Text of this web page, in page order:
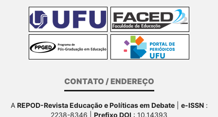
CONTATO / ENDEREÇO
A REPOD-Revista Educação e Políticas em Debate| e-ISSN:
2238-8346 | Prefixo DOI : 10.14393